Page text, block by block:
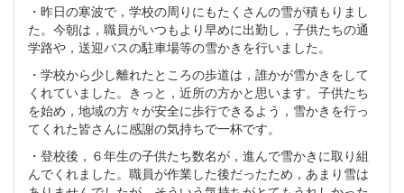
・昨日の寒波で，学校の周りにもたくさんの雪が積もりまし
た。今朝は，職員がいつもより早めに出勤し，子供たちの通
学路や，送迎バスの駐車場等の雪かきを行いました。
・学校から少し離れたところの歩道は，誰かが雪かきをして
くれていました。きっと，近所の方かと思います。子供たち
を始め，地域の方々が安全に歩行できるよう，雪かきを行っ
てくれた皆さんに感謝の気持ちで一杯です。
・登校後，６年生の子供たち数名が，進んで雪かきに取り組
んでくれました。職員が作業した後だったため，あまり雪は